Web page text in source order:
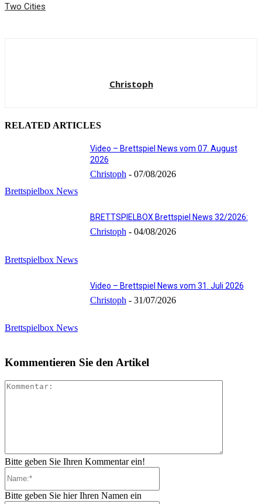
Two Cities
Christoph
RELATED ARTICLES
Brettspielbox News
Video – Brettspiel News vom 07. August
2026
Christoph - 07/08/2026
Brettspielbox News
BRETTSPIELBOX Brettspiel News 32/2026:
Christoph - 04/08/2026
Brettspielbox News
Video – Brettspiel News vom 31. Juli 2026
Christoph - 31/07/2026
Kommentieren Sie den Artikel
Bitte geben Sie Ihren Kommentar ein!
Bitte geben Sie hier Ihren Namen ein